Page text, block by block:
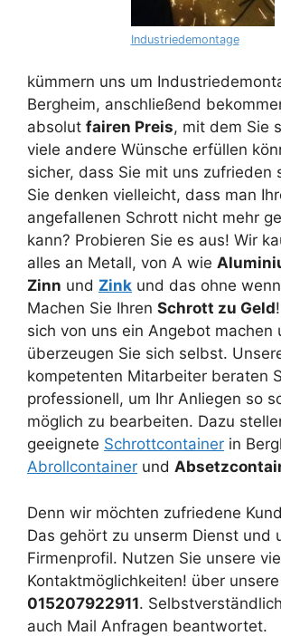
Industriedemontage
kümmern uns um
Bergheim, anschließend
absolut fairen Preis, mit dem Sie
viele andere Wünsche erfüllen
sicher, dass Sie mit uns zufrieden
Sie denken vielleicht, dass man
angefallenen Schrott nicht mehr
kann? Probieren Sie es aus! Wir
alles an Metall, von A wie
Zinn und Zink und das ohne
Machen Sie Ihren Schrott zu Geld
sich von uns ein Angebot machen
überzeugen Sie sich selbst.
kompetenten Mitarbeiter beraten
professionell, um Ihr Anliegen so
möglich zu bearbeiten. Dazu
geeignete Schrottcontainer in
Abrollcontainer und
Denn wir möchten zufriedene
Das gehört zu unserm Dienst und
Firmenprofil. Nutzen Sie unsere
Kontaktmöglichkeiten! über
015207922911.
auch Mail Anfragen beantwortet.